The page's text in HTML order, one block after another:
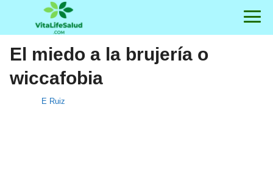
El miedo a la brujería o
wiccafobia
E Ruiz